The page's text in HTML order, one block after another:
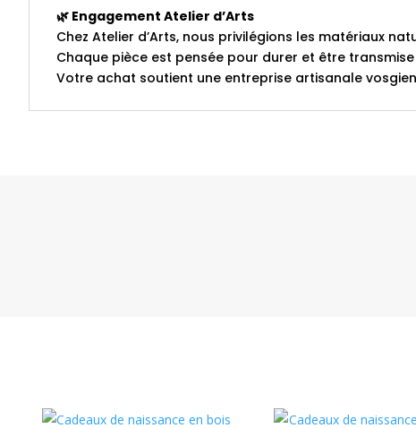
🌿 Engagement Atelier d’Arts
Chez Atelier d’Arts, nous privilégions les matériaux
Chaque pièce est pensée pour durer et être
Votre achat soutient une entreprise artisanale